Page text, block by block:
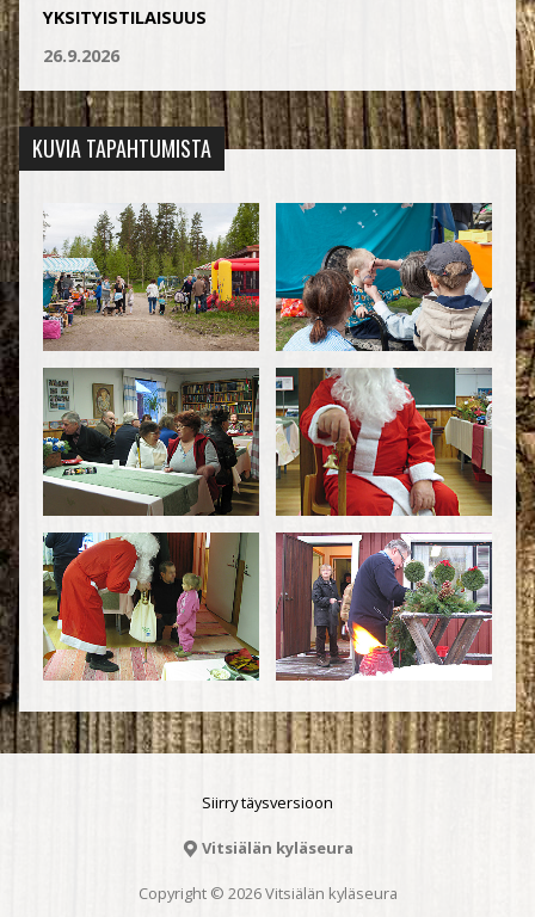
YKSITYISTILAISUUS
26.9.2026
KUVIA TAPAHTUMISTA
Siirry täysversioon
Vitsiälän kyläseura
Copyright © 2026 Vitsiälän kyläseura